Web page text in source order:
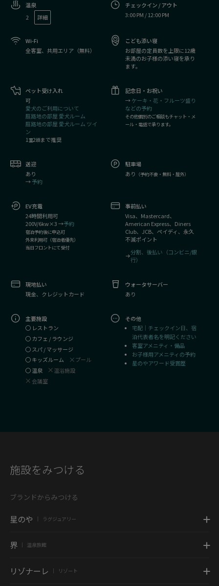
温泉
2
詳細
チェックイン / アウト
3:00 PM / 12:00 PM
Wi-Fi
全客室、共用エリア（無料）
こども添い寝
お部屋の定員数を上限に12歳
未満のお子様の添い寝を承り
ます。
ペット受け入れ
可
愛犬のご利用について
庭路地の部屋 愛犬ルーム
庭路地の部屋 愛犬ルーム ツイ
ン
1 室2頭まで推奨
記念日・お祝い
→ケーキ・花・フルーツ盛り
などの予約
その他個別のご相談もチャット・メ
ール・電話で承ります。
送迎
あり
→予約
駐車場
あり （予約不要・無料・屋外）
EV充電
24時間利用可
200V/6kw×3 →予約
宿泊予約後に申込可
外来利用可（宿泊者優先）
当日フロントにて受付
事前払い
Visa、Mastercard、
American Express、Diners
Club、JCB、ペイディ、永久
不滅ポイント
分割、後払い（コンビニ/銀
行）
現地払い
現金、クレジットカード
ウォータサーバー
あり
主要施設
レストラン
カフェ / ラウンジ
スパ / マッサージ
キッズルーム
プール
温泉
温浴施設
会議室
その他
宅配｜チェックイン日、宿
泊代表者名を明記ください
客室アメニティ・備品
お子様用アメニティの予約
星のやアワード受賞歴
施設をみつける
ブランドからみつける
星のや ラグジュアリー
界 温泉旅館
リゾナーレ リゾート